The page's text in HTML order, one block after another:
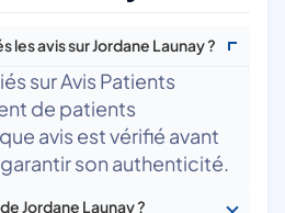
avis sur Jordane Launay ?
sur Avis Patients
de patients
avis est vérifié avant
son authenticité.
Jordane Launay ?